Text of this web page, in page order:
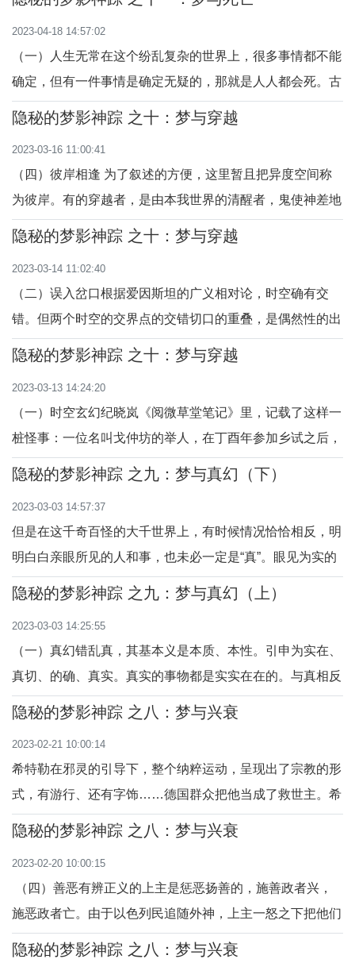
死而一意孤行。心理学大师荣格曾为一个登山爱好者解释过
这样一个梦。登山者对他说：“前两天我梦见登
2023-04-18 14:57:02
（一）人生无常在这个纷乱复杂的世界上，很多事情都不能
确定，但有一件事情是确定无疑的，那就是人人都会死。古
人将生死比喻为昼夜，说：“昼夜者，死生之道也。昼必有
死，就是灵魂由此世界迁居彼世界。人的寿命是算减法，从
呱呱坠地的婴孩开始，活一天就少一天；生命在
隐秘的梦影神踪 之十：梦与穿越
2023-03-16 11:00:41
（四）彼岸相逢 为了叙述的方便，这里暂且把异度空间称
为彼岸。有的穿越者，是由本我世界的清醒者，鬼使神差地
跨进入到别人的梦境里，看到了别人游离于肉体之外的魂
求，这位进士出身的官吏，在武周时期任朝邑县县令。有一
次奉命出差，办完事后带着随从晓行夜宿回转府衙，
隐秘的梦影神踪 之十：梦与穿越
2023-03-14 11:02:40
（二）误入岔口根据爱因斯坦的广义相对论，时空确有交
错。但两个时空的交界点的交错切口的重叠，是偶然性的出
现在某个地方，完全是一种机缘巧合。陶渊明的《桃花源
间。说的是一个捕鱼人，在港湾纵横，汊流交错的烟波浩渺
的江上迷失了方向，这时他看到了岸边的一座小山，
隐秘的梦影神踪 之十：梦与穿越
2023-03-13 14:24:20
（一）时空玄幻纪晓岚《阅微草堂笔记》里，记载了这样一
桩怪事：一位名叫戈仲坊的举人，在丁酉年参加乡试之后，
晚上梦见自己来到了一个陌生的地方，恍惚之间看到一间清
奂的屏风上写着一首绝句。醒来后他只记得其中的两
句：“知是蓬莱第一仙，因何清浅几多年？”时光荏
隐秘的梦影神踪 之九：梦与真幻（下）
2023-03-03 14:57:37
但是在这千奇百怪的大千世界上，有时候情况恰恰相反，明
明白白亲眼所见的人和事，也未必一定是“真”。眼见为实的
规律有时也化为幻觉。据《酉阳杂俎》）载：唐代，在柳璟
名。他白天打个盹儿，梦见自己流连徘徊于国子监门口。这
时，有一个背着衣囊的人问他的姓氏，他就照
隐秘的梦影神踪 之九：梦与真幻（上）
2023-03-03 14:25:55
（一）真幻错乱真，其基本义是本质、本性。引申为实在、
真切、的确、真实。真实的事物都是实实在在的。与真相反
的是幻，幻的基本意思是虚妄、虚无，如梦幻、幻化或不真
从反予，其本义当为欺诳。……今俗为之骗人，即幻字原
意。后世用为虚幻、幻灭以及诡诞、惑人，皆其
隐秘的梦影神踪 之八：梦与兴衰
2023-02-21 10:00:14
希特勒在邪灵的引导下，整个纳粹运动，呈现出了宗教的形
式，有游行、还有字饰……德国群众把他当成了救世主。希
特勒的随员之一库尔特·柳代凯描述希特勒的演讲时说：“立
该如何描述自己心中翻起的波涛。……他的激情似乎感染了
我，我体验到宗教一样的升华……”希特勒
隐秘的梦影神踪 之八：梦与兴衰
2023-02-20 10:00:15
（四）善恶有辨正义的上主是惩恶扬善的，施善政者兴，
施恶政者亡。由于以色列民追随外神，上主一怒之下把他们
交到强盗手中，叫强盗抢劫他们。之后又把他们交给米德杨
隐秘的梦影神踪 之八：梦与兴衰